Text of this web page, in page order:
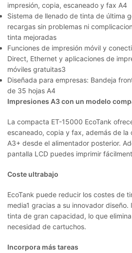
impresión, copia, escaneado y fax A4
Sistema de llenado de tinta de última
recargas sin problemas ni
tinta mejoradas
Funciones de impresión móvil y
Direct, Ethernet y aplicaciones de
móviles gratuitas3
Diseñada para empresas: Bandeja
de 35 hojas A4
Impresiones A3 con un modelo
La compacta ET-15000 EcoTank
escaneado, copia y fax, además de la
A3+ desde el alimentador posterior.
pantalla LCD puedes imprimir
Coste ultrabajo
EcoTank puede reducir los costes de
media1 gracias a su innovador
tinta de gran capacidad, lo que
necesidad de cartuchos.
Incorpora más tareas